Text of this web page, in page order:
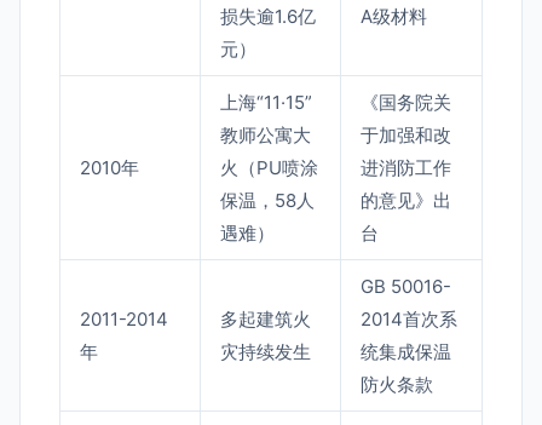
损失逾1.6亿
元）
A级材料
2010年
上海“11·15”
教师公寓大
火（PU喷涂
保温，58人
遇难）
《国务院关
于加强和改
进消防工作
的意见》出
台
2011-2014
年
多起建筑火
灾持续发生
GB 50016-
2014首次系
统集成保温
防火条款